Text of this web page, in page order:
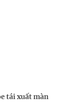
tái xuất màn